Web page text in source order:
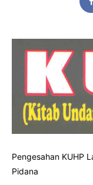
Pengesahan KUHP
Pidana